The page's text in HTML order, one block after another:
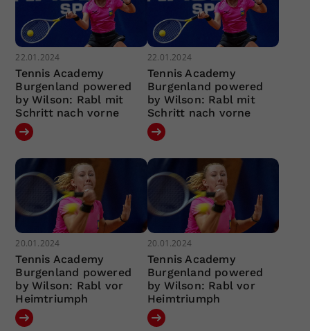
22.01.2024
Tennis Academy
Burgenland powered
by Wilson: Rabl mit
Schritt nach vorne
22.01.2024
Tennis Academy
Burgenland powered
by Wilson: Rabl mit
Schritt nach vorne
20.01.2024
Tennis Academy
Burgenland powered
by Wilson: Rabl vor
Heimtriumph
20.01.2024
Tennis Academy
Burgenland powered
by Wilson: Rabl vor
Heimtriumph